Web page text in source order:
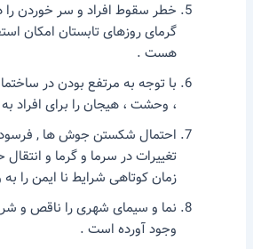
خطر سقوط افراد و سر خوردن را
گرمای روزهای تابستان امکان
هست .
با توجه به مرتفع بودن در
، وحشت ، هیجان را برای افراد
احتمال شکستن جوش ها ,
تغییرات در سرما و گرما و انتقال
زمان کوتاهی شرایط نا ایمن را
نما و سیمای شهری را ناقص و
وجود آورده است .